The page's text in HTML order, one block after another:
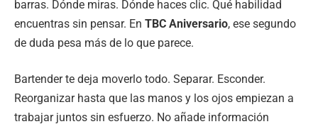
barras. Dónde miras. Dónde haces clic. Qué habilidad
encuentras sin pensar. En TBC Aniversario, ese segundo
de duda pesa más de lo que parece.
Bartender te deja moverlo todo. Separar. Esconder.
Reorganizar hasta que las manos y los ojos empiezan a
trabajar juntos sin esfuerzo. No añade información